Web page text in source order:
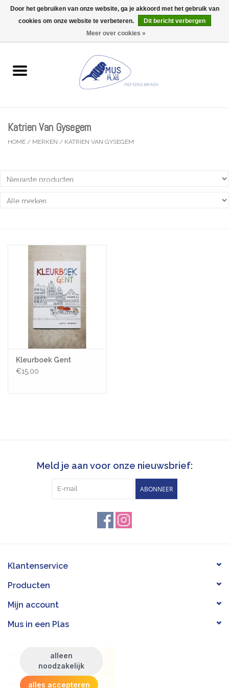
0 Artikelen - €0,00
Wenskaarten
Cadeaubonnen
Katrien Van Gysegem
HOME / MERKEN / KATRIEN VAN GYSEGEM
Kleurboek Gent
€15,00
Meld je aan voor onze nieuwsbrief:
ABONNEER
Klantenservice
Producten
Mijn account
Mus in een Plas
Door het gebruiken van onze website, ga je akkoord met het gebruik van
cookies om onze website te verbeteren.
Dit bericht verbergen
Meer over cookies »
Wij zijn uitzonderlijk gesloten op Do 13/08